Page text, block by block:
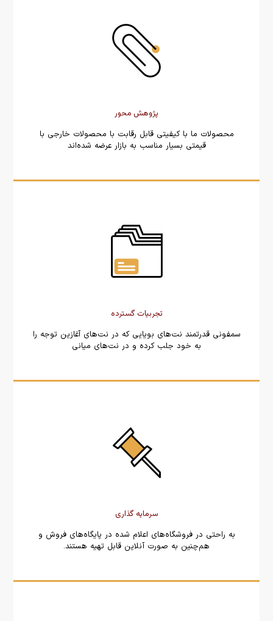
پژوهش محور
محصولات ما با کیفیتی قابل رقابت با محصولات خارجی با
قیمتی بسیار مناسب به بازار عرضه شده‌اند
تجربیات گسترده
سمفونی قدرتمند نت‌های بویایی که در نت‌های آغازین توجه را
به خود جلب کرده و در نت‌های میانی
سرمایه گذاری
به راحتی در فروشگاه‌های اعلام شده در پایگاه‌های فروش و
هم‌چنین به صورت آنلاین قابل تهیه هستند.